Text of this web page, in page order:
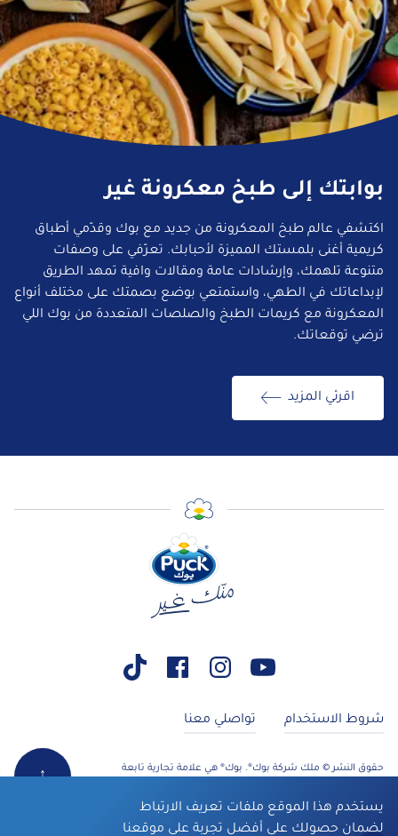
يستخدم هذا الموقع ملفات تعريف الارتباط
لضمان حصولك على أفضل تجربة على موقعنا
بوابتك إلى طبخ معكرونة غير
اكتشفي عالم طبخ المعكرونة من جديد مع بوك وقدّمي أطباق
كريمية أغنى بلمستك المميزة لأحبابك. تعرّفي على وصفات
متنوعة تلهمك، وإرشادات عامة ومقالات وافية تمهد الطريق
لإبداعاتك في الطهي، واستمتعي بوضع بصمتك على مختلف أنواع
المعكرونة مع كريمات الطبخ والصلصات المتعددة من بوك اللي
ترضي توقعاتك.
اقرئي المزيد
شروط الاستخدام تواصلي معنا
حقوق النشر © ملك شركة بوك®. بوك® هي علامة تجارية تابعة
↑